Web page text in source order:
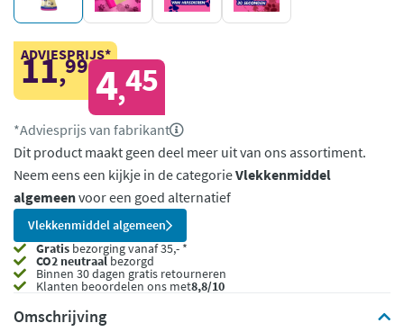
ADVIESPRIJS*
11,99 4,45
*Adviesprijs van fabrikant
Dit product maakt geen deel meer uit van ons assortiment.
Neem eens een kijkje in de categorieVlekkenmiddel
algemeenvoor een goed alternatief
Vlekkenmiddel algemeen
Gratis bezorging vanaf 35,- *
CO2 neutraalbezorgd
Binnen 30 dagen gratis retourneren
Klanten beoordelen ons met8,8/10
Omschrijving